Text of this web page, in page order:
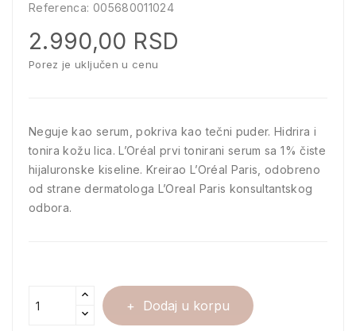
Referenca: 005680011024
2.990,00 RSD
Porez je uključen u cenu
Neguje kao serum, pokriva kao tečni puder. Hidrira i
tonira kožu lica. L’Oréal prvi tonirani serum sa 1% čiste
hijaluronske kiseline. Kreirao L’Oréal Paris, odobreno
od strane dermatologa L’Oreal Paris konsultantskog
odbora.
Dodaj u korpu